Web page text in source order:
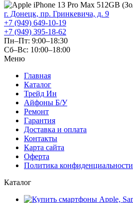
г. Донецк, пр. Гринкевича, д. 9
+7 (949) 649-10-19
+7 (949) 395-18-62
Пн–Пт: 9:00–18:30
Сб–Вс: 10:00–18:00
Меню
Главная
Каталог
Трейд Ин
Айфоны Б/У
Ремонт
Гарантия
Доставка и оплата
Контакты
Карта сайта
Оферта
Политика конфиденциальности
Каталог